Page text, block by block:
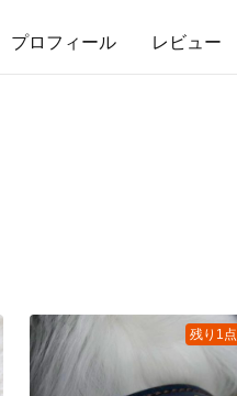
プロフィール レビュー
残り1点